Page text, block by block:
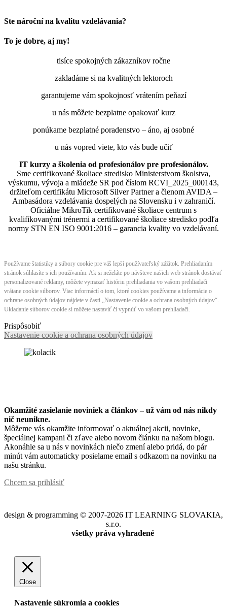
Ste nároční na kvalitu vzdelávania?
To je dobre, aj my!
tisíce spokojných zákazníkov ročne
zakladáme si na kvalitných lektoroch
garantujeme vám spokojnosť vrátením peňazí
u nás môžete bezplatne opakovať kurz
ponúkame bezplatné poradenstvo – áno, aj osobné
u nás vopred viete, kto vás bude učiť
IT kurzy a školenia od profesionálov pre profesionálov.
Sme certifikované školiace stredisko Ministerstvom školstva,
výskumu, vývoja a mládeže SR pod číslom RCVI_2025_000143,
držiteľom certifikátu Microsoft Silver Partner a členom AVIDA –
Ambasádora vzdelávania dospelých na Slovensku i v zahraničí.​​​​​​​​​​​​​​​​
Oficiálne MikroTik certifikované školiace centrum s
kvalifikovanými trénermi ​​​​​​​​​​a certifikované školiace stredisko podľa
normy STN EN ISO 9001:2016 – garancia kvality vo vzdelávaní.
Používame štatistiky a súbory cookie pre váš lepší používateľský zážitok. Prehliadaním
stránok súhlasíte s ich používaním. Ak si neželáte po návšteve našich web stránok dostávať
personalizované reklamy, môžete vymazať históriu prehliadania vo vašom prehliadači
vrátane cookie súborov. Viac informácií o tom, ktoré cookies používame a informácie o
ochrane osobných údajov nájdete v časti „Nastavenie cookie a ochrana osobných údajov“.
Ukladanie súborov cookie si môžete nastaviť či vypnúť vo vašom prehliadači.
Prispôsobiť
Nastavenie cookie a ochrana osobných údajov
Okamžité zasielanie noviniek a článkov – už vám od nás nikdy
nič neunikne.
Môžeme vás okamžite informovať o aktuálnej akcii, novinke,
špeciálnej kampani či zľave alebo novom článku na našom blogu.
Akonáhle sa u nás v novinkách niečo zmení alebo pridá, do pár
minút vám automaticky posielame email s odkazom na novinku na
našu stránku.
Chcem sa prihlásiť
design & programming © 2007-2026 IT LEARNING SLOVAKIA,
s.r.o.
všetky práva vyhradené
Close
Nastavenie súkromia a cookies